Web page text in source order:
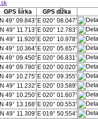
GPS šírka
GPS dĺžka
N 49° 09.843' E 020° 08.047'
N 49° 11.713' E 020° 12.783'
N 49° 11.920' E 020° 10.978'
N 49° 10.364' E 020° 05.657'
N 49° 09.450' E 020° 06.831'
N 49° 09.780' E 020° 00.020'
N 49° 10.275' E 020° 09.355'
N 49° 11.232' E 020° 03.589'
N 49° 10.250' E 020° 01.607'
N 49° 13.168' E 020° 00.553'
N 49° 11.309' E 019° 50.554'